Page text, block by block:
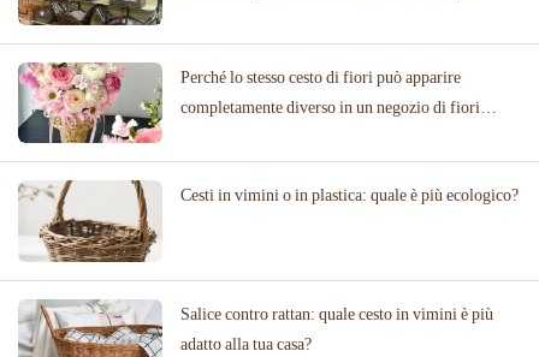
Perché lo stesso cesto di fiori può apparire
completamente diverso in un negozio di fiori
Cesti in vimini o in plastica: quale è più ecologico?
Salice contro rattan: quale cesto in vimini è più
adatto alla tua casa?